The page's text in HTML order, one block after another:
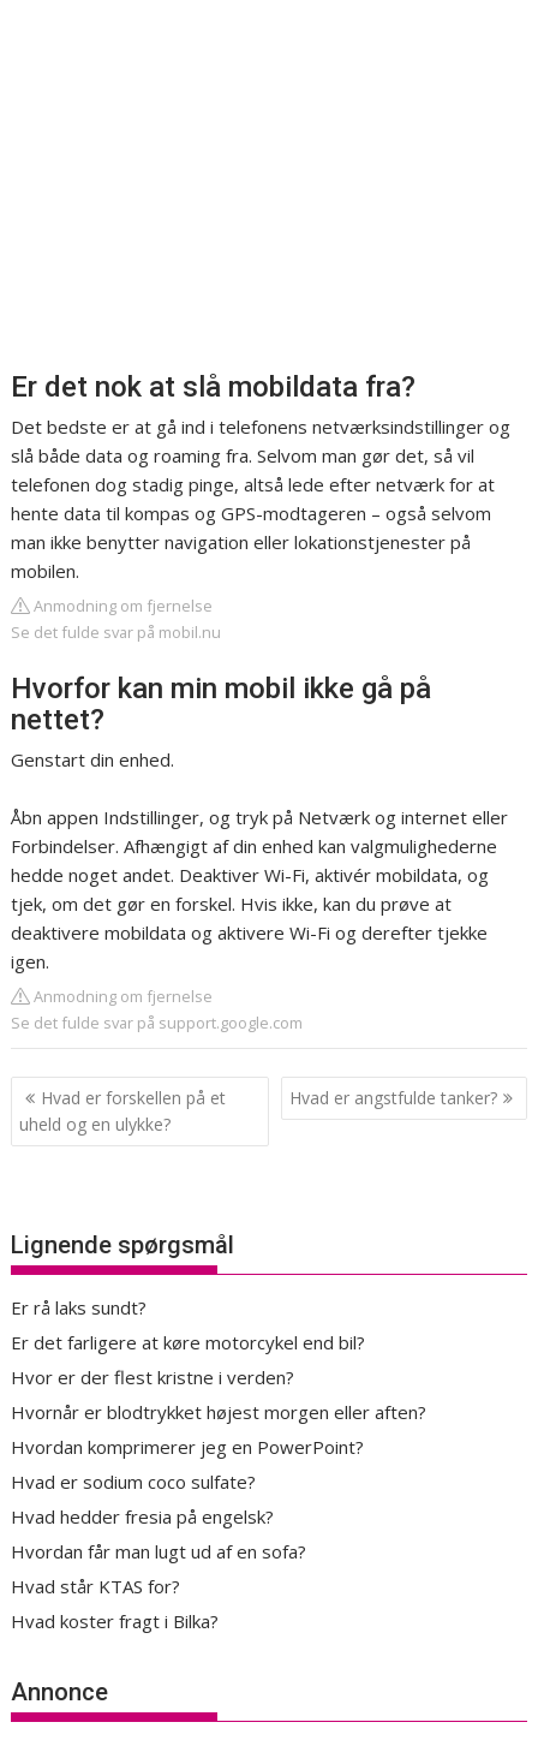
Er det nok at slå mobildata fra?
Det bedste er at gå ind i telefonens netværksindstillinger og
slå både data og roaming fra. Selvom man gør det, så vil
telefonen dog stadig pinge, altså lede efter netværk for at
hente data til kompas og GPS-modtageren – også selvom
man ikke benytter navigation eller lokationstjenester på
mobilen.
Anmodning om fjernelse
Se det fulde svar på mobil.nu
Hvorfor kan min mobil ikke gå på
nettet?
Genstart din enhed.
Åbn appen Indstillinger, og tryk på Netværk og internet eller
Forbindelser. Afhængigt af din enhed kan valgmulighederne
hedde noget andet. Deaktiver Wi-Fi, aktivér mobildata, og
tjek, om det gør en forskel. Hvis ikke, kan du prøve at
deaktivere mobildata og aktivere Wi-Fi og derefter tjekke
igen.
Anmodning om fjernelse
Se det fulde svar på support.google.com
Indlægsnavigation
Hvad er forskellen på et
uheld og en ulykke?
Hvad er angstfulde tanker?
Lignende spørgsmål
Er rå laks sundt?
Er det farligere at køre motorcykel end bil?
Hvor er der flest kristne i verden?
Hvornår er blodtrykket højest morgen eller aften?
Hvordan komprimerer jeg en PowerPoint?
Hvad er sodium coco sulfate?
Hvad hedder fresia på engelsk?
Hvordan får man lugt ud af en sofa?
Hvad står KTAS for?
Hvad koster fragt i Bilka?
Annonce